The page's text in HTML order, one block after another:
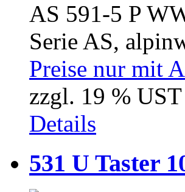
AS 591-5 P
Serie AS,
Preise nur mit
zzgl. 19 %
Details
531 U Taster